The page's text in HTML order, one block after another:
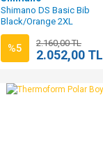
Shimano DS Basic Bib
Black/Orange 2XL
%5 2.160,00 TL
2.052,00 TL